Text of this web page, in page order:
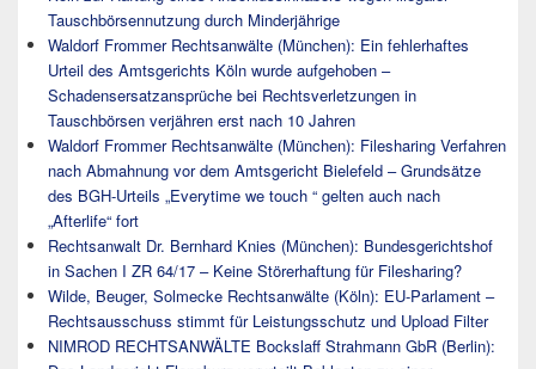
Tauschbörsennutzung durch Minderjährige
Waldorf Frommer Rechtsanwälte (München): Ein fehlerhaftes
Urteil des Amtsgerichts Köln wurde aufgehoben –
Schadensersatzansprüche bei Rechtsverletzungen in
Tauschbörsen verjähren erst nach 10 Jahren
Waldorf Frommer Rechtsanwälte (München): Filesharing Verfahren
nach Abmahnung vor dem Amtsgericht Bielefeld – Grundsätze
des BGH-Urteils „Everytime we touch “ gelten auch nach
„Afterlife“ fort
Rechtsanwalt Dr. Bernhard Knies (München): Bundesgerichtshof
in Sachen I ZR 64/17 – Keine Störerhaftung für Filesharing?
Wilde, Beuger, Solmecke Rechtsanwälte (Köln): EU-Parlament –
Rechtsausschuss stimmt für Leistungsschutz und Upload Filter
NIMROD RECHTSANWÄLTE Bockslaff Strahmann GbR (Berlin):